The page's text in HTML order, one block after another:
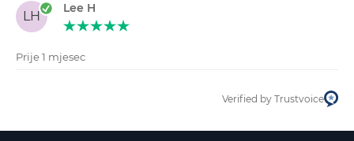
LH
Lee H
Prije 1 mjesec
Verified by Trustvoice